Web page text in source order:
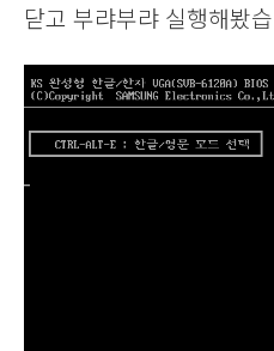
닫고 부랴부랴 실행해봤